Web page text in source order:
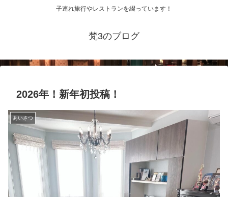
子連れ旅行やレストランを綴っています！
梵3のブログ
2026年！新年初投稿！
あいさつ